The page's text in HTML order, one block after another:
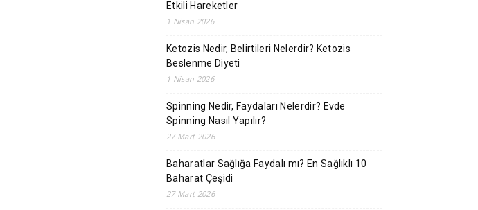
Etkili Hareketler
1 Nisan 2026
Ketozis Nedir, Belirtileri Nelerdir? Ketozis
Beslenme Diyeti
1 Nisan 2026
Spinning Nedir, Faydaları Nelerdir? Evde
Spinning Nasıl Yapılır?
27 Mart 2026
Baharatlar Sağlığa Faydalı mı? En Sağlıklı 10
Baharat Çeşidi
27 Mart 2026